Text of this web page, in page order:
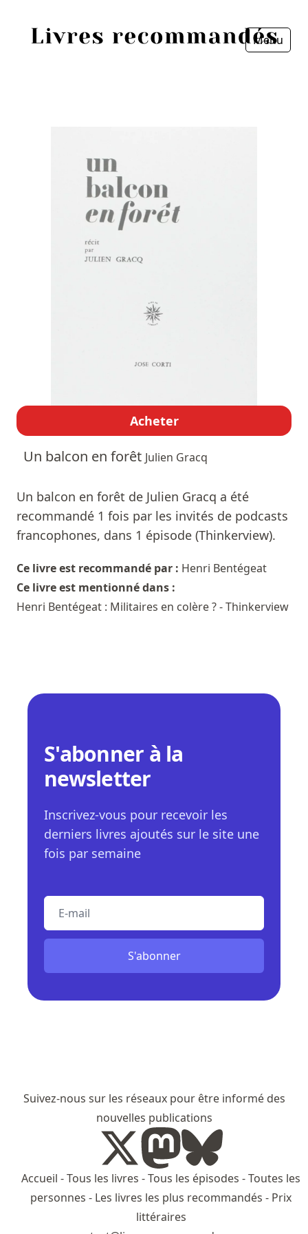
Menu
Acheter
Un balcon en forêt Julien Gracq
Un balcon en forêt de Julien Gracq a été
recommandé 1 fois par les invités de podcasts
francophones, dans 1 épisode (Thinkerview).
Ce livre est recommandé par : Henri Bentégeat
Ce livre est mentionné dans :
Henri Bentégeat : Militaires en colère ? - Thinkerview
S'abonner à la
newsletter
Inscrivez-vous pour recevoir les
derniers livres ajoutés sur le site une
fois par semaine
E-mail
S'abonner
Personnes
Livres les plus recommandés
Fermer
Suivez-nous sur les réseaux pour être informé des
nouvelles publications
Accueil -Tous les livres -Tous les épisodes -Toutes les
personnes - Les livres les plus recommandés - Prix
littéraires